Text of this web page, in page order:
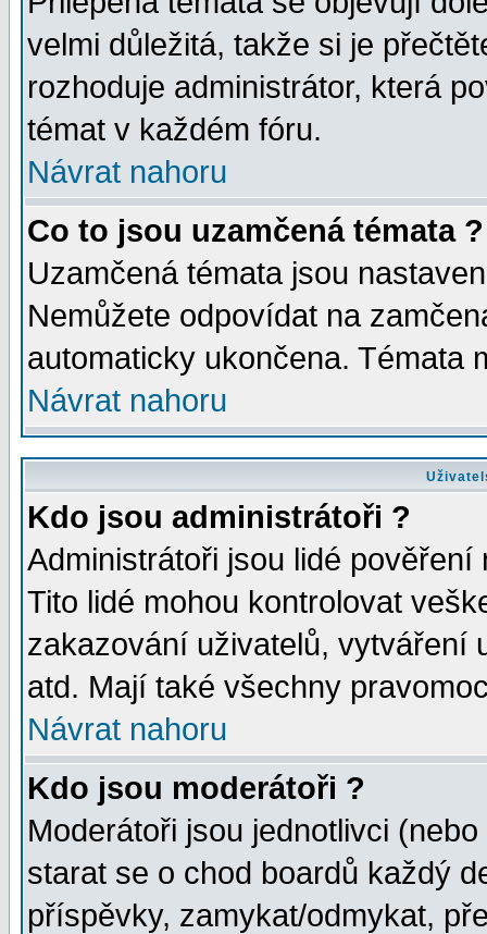
velmi důležitá, takže si je
rozhoduje administrátor, která
témat v každém fóru.
Návrat nahoru
Co to jsou uzamčená témata ?
Uzamčená témata jsou
Nemůžete odpovídat na
automaticky ukončena. Témata
Návrat nahoru
Kdo jsou administrátoři ?
Administrátoři jsou lidé
Tito lidé mohou kontrolovat
zakazování uživatelů, vytváření
atd. Mají také všechny
Návrat nahoru
Kdo jsou moderátoři ?
Moderátoři jsou jednotlivci
starat se o chod boardů každý
příspěvky, zamykat/odmykat,